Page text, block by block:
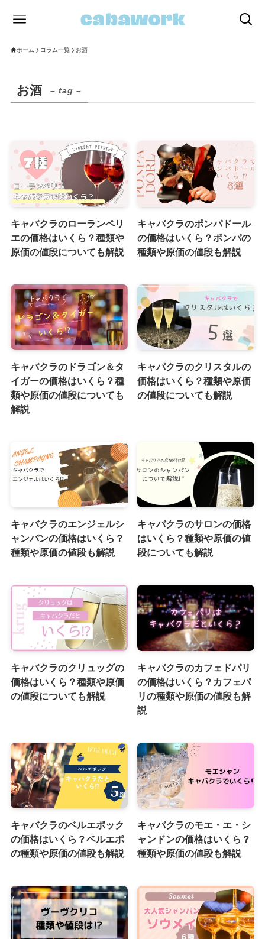
ホーム コラム一覧 お酒
お酒 – tag –
キャバクラのローランペリ
エの価格はいくら？種類や
原価の値段についても解説
キャバクラのポンパドール
の価格はいくら？ポンパの
種類や原価の値段も解説
キャバクラのドラゴン＆タ
イガーの価格はいくら？種
類や原価の値段についても
解説
キャバクラのクリスタルの
価格はいくら？種類や原価
の値段についても解説
キャバクラのエンジェルシ
ャンパンの価格はいくら？
種類や原価の値段も解説
キャバクラのサロンの価格
はいくら？種類や原価の値
段についても解説
キャバクラのクリュッグの
価格はいくら？種類や原価
の値段についても解説
キャバクラのカフェドパリ
の価格はいくら？カフェパ
リの種類や原価の値段も解
説
キャバクラのベルエポック
の価格はいくら？ベルエポ
の種類や原価の値段も解説
キャバクラのモエ・エ・シ
ャンドンの価格はいくら？
種類や原価の値段も解説